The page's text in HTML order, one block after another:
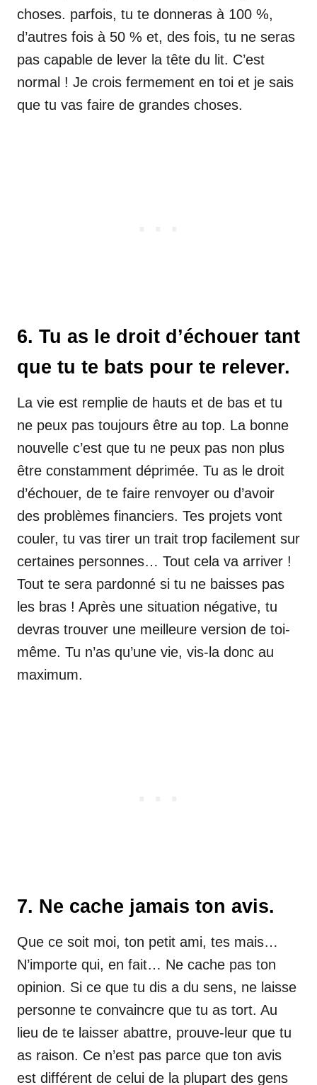
choses. parfois, tu te donneras à 100 %,
d’autres fois à 50 % et, des fois, tu ne seras
pas capable de lever la tête du lit. C’est
normal ! Je crois fermement en toi et je sais
que tu vas faire de grandes choses.
6. Tu as le droit d’échouer tant
que tu te bats pour te relever.
La vie est remplie de hauts et de bas et tu
ne peux pas toujours être au top. La bonne
nouvelle c’est que tu ne peux pas non plus
être constamment déprimée. Tu as le droit
d’échouer, de te faire renvoyer ou d’avoir
des problèmes financiers. Tes projets vont
couler, tu vas tirer un trait trop facilement sur
certaines personnes… Tout cela va arriver !
Tout te sera pardonné si tu ne baisses pas
les bras ! Après une situation négative, tu
devras trouver une meilleure version de toi-
même. Tu n’as qu’une vie, vis-la donc au
maximum.
7. Ne cache jamais ton avis.
Que ce soit moi, ton petit ami, tes mais…
N’importe qui, en fait… Ne cache pas ton
opinion. Si ce que tu dis a du sens, ne laisse
personne te convaincre que tu as tort. Au
lieu de te laisser abattre, prouve-leur que tu
as raison. Ce n’est pas parce que ton avis
est différent de celui de la plupart des gens